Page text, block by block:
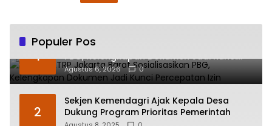
Populer Pos
1
Sudin CKTRP Jakarta Barat Sosialisasikan
PBG, Kelengkapan Dokumen Jadi Kunci
Percepatan Izin
Agustus 6, 2026 0
2
Sekjen Kemendagri Ajak Kepala Desa
Dukung Program Prioritas Pemerintah